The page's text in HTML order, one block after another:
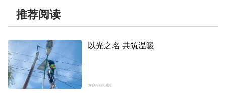
推荐阅读
以光之名 共筑温暖
2026-07-08